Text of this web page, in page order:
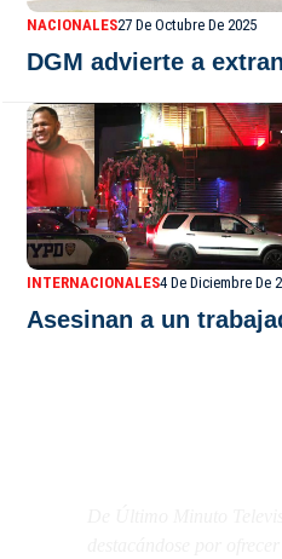
NACIONALES27 De Octubre De 2025
DGM advierte a
INTERNACIONALES4 De Diciembre De
Asesinan a un